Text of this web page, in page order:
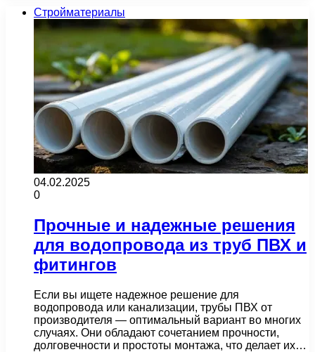
Стройматериалы
04.02.2025
0
Прочные и надежные решения
для водопровода из труб ПВХ и
фитингов
Если вы ищете надежное решение для
водопровода или канализации, трубы ПВХ от
производителя — оптимальный вариант во многих
случаях. Они обладают сочетанием прочности,
долговечности и простоты монтажа, что делает их…